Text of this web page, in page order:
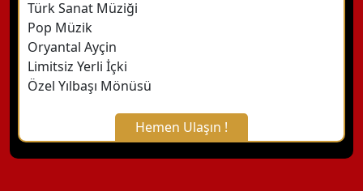
Türk Sanat Müziği
Pop Müzik
Oryantal Ayçin
Limitsiz Yerli İçki
Özel Yılbaşı Mönüsü
Hemen Ulaşın !
X Kapat